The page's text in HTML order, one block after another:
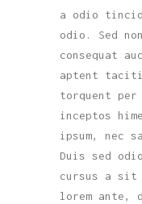
a odio
odio. Sed
consequat
aptent
torquent per
inceptos
ipsum, nec
Duis sed
cursus a sit
lorem ante,